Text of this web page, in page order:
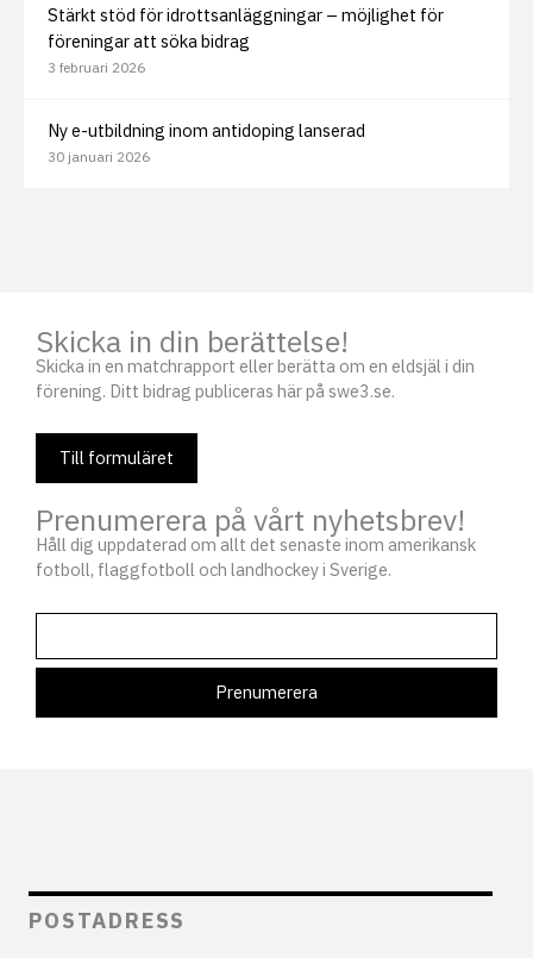
Stärkt stöd för idrottsanläggningar – möjlighet för
föreningar att söka bidrag
3 februari 2026
Ny e-utbildning inom antidoping lanserad
30 januari 2026
Skicka in din berättelse!
Skicka in en matchrapport eller berätta om en eldsjäl i din
förening. Ditt bidrag publiceras här på swe3.se.
Till formuläret
Prenumerera på vårt nyhetsbrev!
Håll dig uppdaterad om allt det senaste inom amerikansk
fotboll, flaggfotboll och landhockey i Sverige.
POSTADRESS